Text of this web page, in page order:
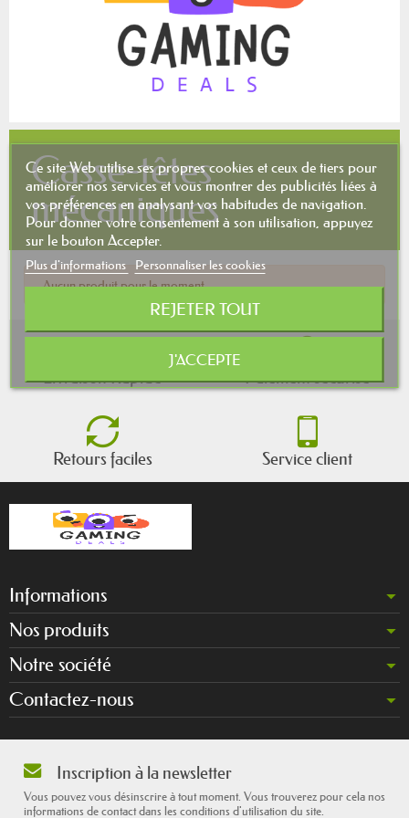
Casse-têtes
mécaniques
Aucun produit pour le moment.
Livraison Rapide Paiement sécurisé
Retours faciles Service client
Informations
Nos produits
Notre société
Contactez-nous
Ce site Web utilise ses propres cookies et ceux de tiers pour
améliorer nos services et vous montrer des publicités liées à
vos préférences en analysant vos habitudes de navigation.
Pour donner votre consentement à son utilisation, appuyez
sur le bouton Accepter.
Plus d'informations Personnaliser les cookies
REJETER TOUT
J'ACCEPTE
Inscription à la newsletter
Vous pouvez vous désinscrire à tout moment. Vous trouverez pour cela nos
informations de contact dans les conditions d'utilisation du site.